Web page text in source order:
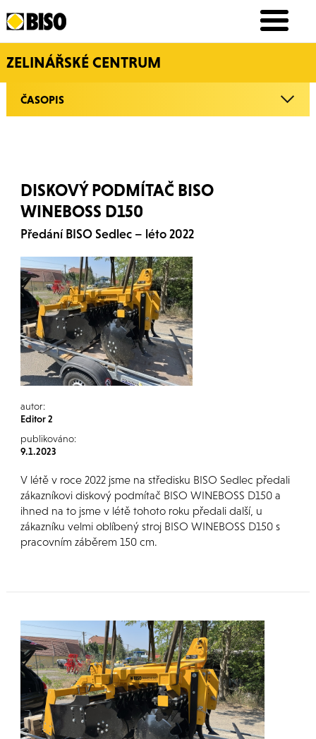
ZELINÁŘSKÉ CENTRUM
ČASOPIS
DISKOVÝ PODMÍTAČ BISO
WINEBOSS D150
Předání BISO Sedlec – léto 2022
autor:
Editor 2
publikováno:
9.1.2023
V létě v roce 2022 jsme na středisku BISO Sedlec předali
zákazníkovi diskový podmítač BISO WINEBOSS D150 a
ihned na to jsme v létě tohoto roku předali další, u
zákazníku velmi oblíbený stroj BISO WINEBOSS D150 s
pracovním záběrem 150 cm.